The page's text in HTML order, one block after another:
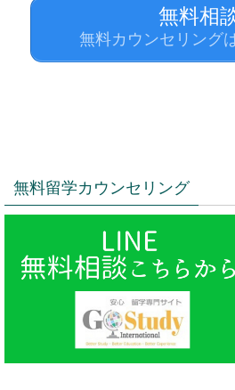
無料相
無料カウンセリング
無料留学カウンセリング